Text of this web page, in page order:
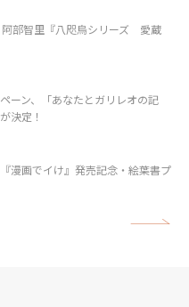
部智里『八咫烏シリーズ 愛蔵
ーン、「あなたとガリレオの記
決定！
漫画でイけ』発売記念・絵葉書プ